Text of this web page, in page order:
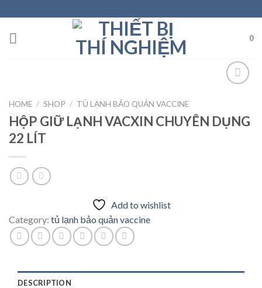
to
content
0
Add to
wishlist
HOME / SHOP / TỦ LẠNH BẢO QUẢN VACCINE
HỘP GIỮ LẠNH VACXIN CHUYÊN DỤNG
22 LÍT
Add to wishlist
Category: tủ lạnh bảo quản vaccine
DESCRIPTION